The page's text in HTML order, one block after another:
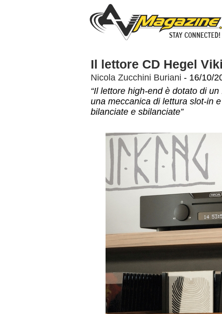
Il lettore CD Hegel
Nicola Zucchini Buriani - 16/10/
“Il lettore high-end è dotato di
una meccanica di lettura slot-in
bilanciate e sbilanciate”